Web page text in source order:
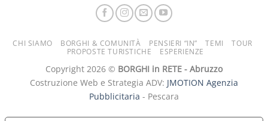
CHI SIAMO BORGHI & COMUNITÀ PENSIERI “IN” TEMI
TOUR
PROPOSTE TURISTICHE
ESPERIENZE
Copyright 2026 © BORGHI in RETE - Abruzzo
Costruzione Web e Strategia ADV: JMOTION Agenzia
Pubblicitaria - Pescara